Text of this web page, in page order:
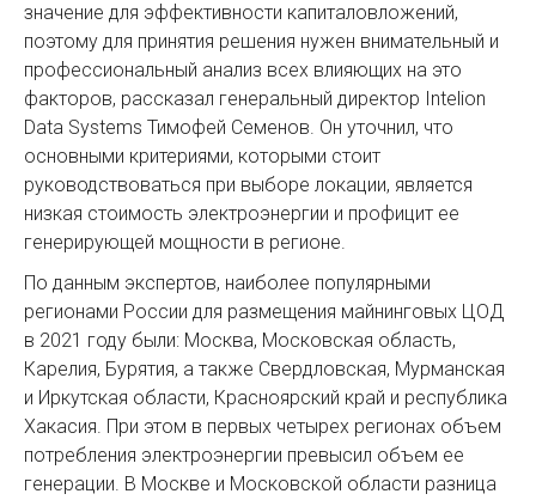
значение для эффективности капиталовложений,
поэтому для принятия решения нужен внимательный и
профессиональный анализ всех влияющих на это
факторов, рассказал генеральный директор Intelion
Data Systems Тимофей Семенов. Он уточнил, что
основными критериями, которыми стоит
руководствоваться при выборе локации, является
низкая стоимость электроэнергии и профицит ее
генерирующей мощности в регионе.
По данным экспертов, наиболее популярными
регионами России для размещения майнинговых ЦОД
в 2021 году были: Москва, Московская область,
Карелия, Бурятия, а также Свердловская, Мурманская
и Иркутская области, Красноярский край и республика
Хакасия. При этом в первых четырех регионах объем
потребления электроэнергии превысил объем ее
генерации. В Москве и Московской области разница